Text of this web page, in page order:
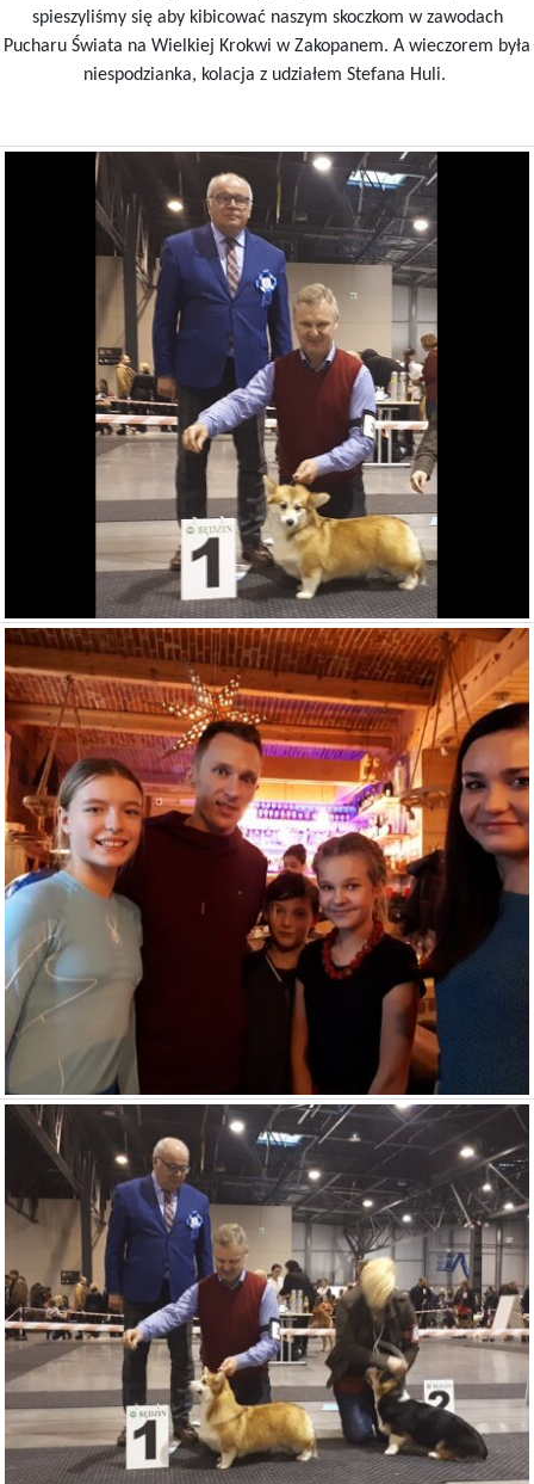
spieszyliśmy się aby kibicować naszym skoczkom w zawodach
Pucharu Świata na Wielkiej Krokwi w Zakopanem. A wieczorem była
niespodzianka, kolacja z udziałem Stefana Huli.